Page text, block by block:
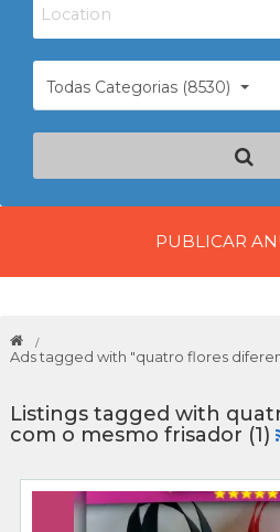
Todas Categorias (8530)
PUBLICAR
Ads tagged with "quatro flores
Listings tagged with
com o mesmo frisador (1)